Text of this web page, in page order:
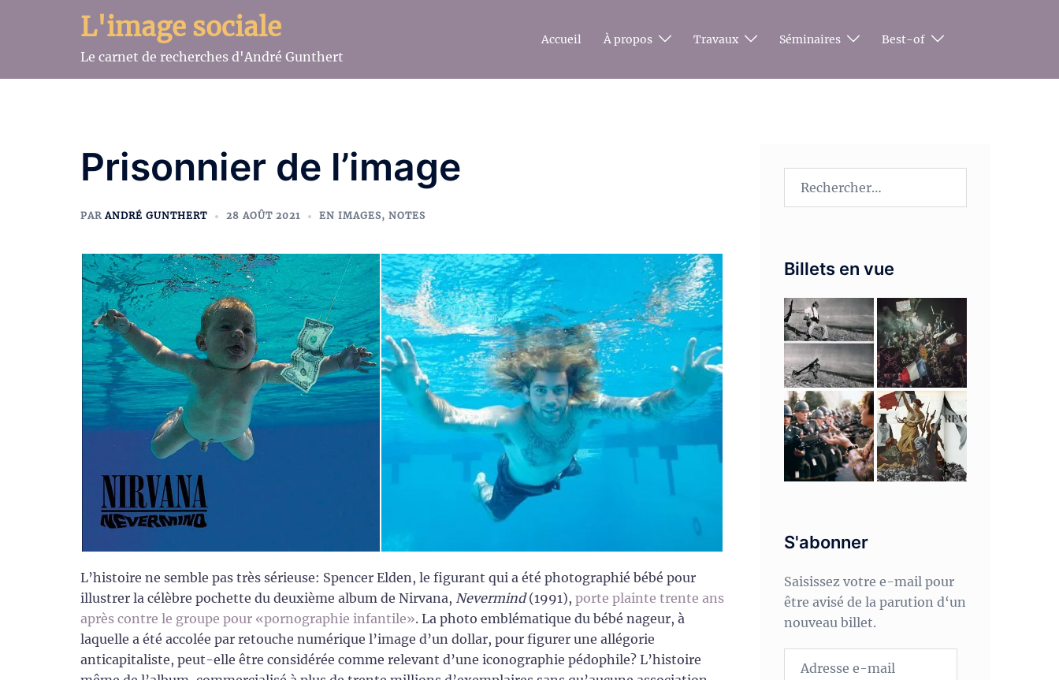
L'image sociale
Le carnet de recherches d'André Gunthert
Accueil À propos Travaux Séminaires Best-of
Prisonnier de l’image
PARANDRÉ GUNTHERT 28 AOÛT 2021 EN IMAGES, NOTES
L’histoire ne semble pas très sérieuse: Spencer Elden, le figurant qui a été photographié bébé pour
illustrer la célèbre pochette du deuxième album de Nirvana, Nevermind(1991), porte plainte trente ans
après contre le groupe pour «pornographie infantile». La photo emblématique du bébé nageur, à
laquelle a été accolée par retouche numérique l’image d’un dollar, pour figurer une allégorie
anticapitaliste, peut-elle être considérée comme relevant d’une iconographie pédophile? L’histoire
Billets en vue
S'abonner
Saisissez votre e-mail pour
être avisé de la parution d‘un
nouveau billet.